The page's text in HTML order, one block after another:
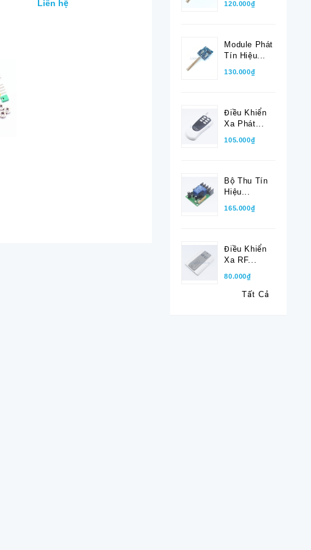
Liên hệ 120.000₫
Module Phát
Tín Hiệu...
130.000₫
Điều Khiển
Xa Phát...
105.000₫
Bộ Thu Tín
Hiệu...
165.000₫
Điều Khiển
Xa RF...
80.000₫
Tất Cả